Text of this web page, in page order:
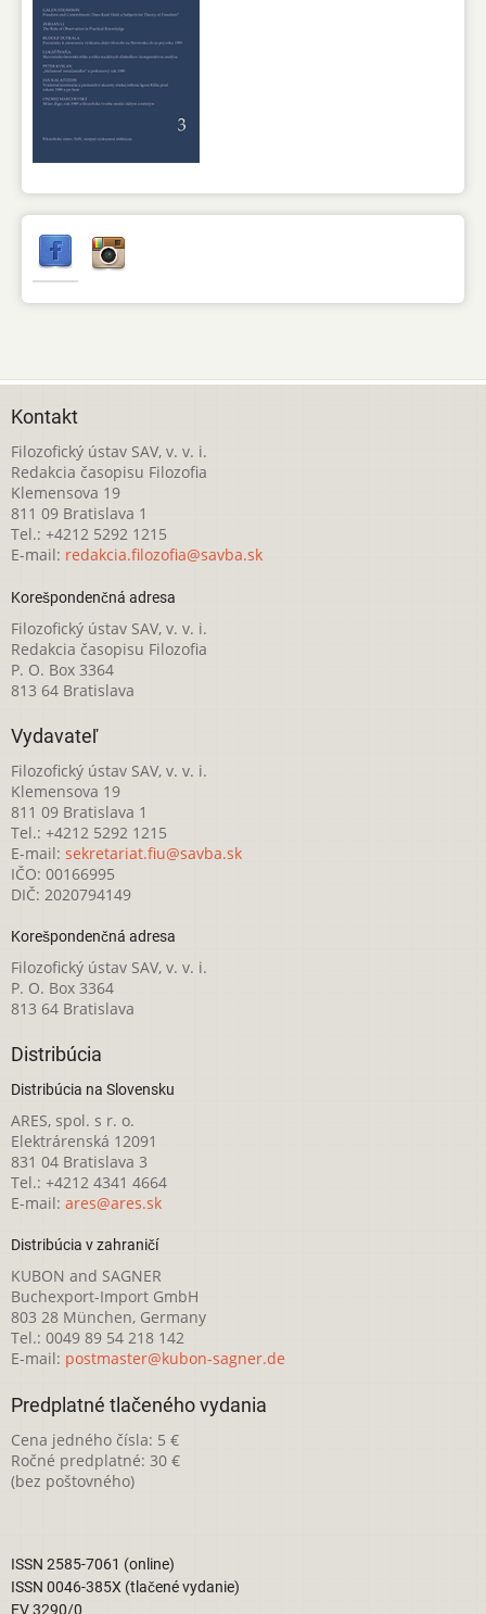
Kontakt
Filozofický ústav SAV, v. v. i.
Redakcia časopisu Filozofia
Klemensova 19
811 09 Bratislava 1
Tel.: +4212 5292 1215
E-mail: redakcia.filozofia@savba.sk
Korešpondenčná adresa
Filozofický ústav SAV, v. v. i.
Redakcia časopisu Filozofia
P. O. Box 3364
813 64 Bratislava
Vydavateľ
Filozofický ústav SAV, v. v. i.
Klemensova 19
811 09 Bratislava 1
Tel.: +4212 5292 1215
E-mail: sekretariat.fiu@savba.sk
IČO: 00166995
DIČ: 2020794149
Korešpondenčná adresa
Filozofický ústav SAV, v. v. i.
P. O. Box 3364
813 64 Bratislava
Distribúcia
Distribúcia na Slovensku
ARES, spol. s r. o.
Elektrárenská 12091
831 04 Bratislava 3
Tel.: +4212 4341 4664
E-mail: ares@ares.sk
Distribúcia v zahraničí
KUBON and SAGNER
Buchexport-Import GmbH
803 28 München, Germany
Tel.: 0049 89 54 218 142
E-mail: postmaster@kubon-sagner.de
Predplatné tlačeného vydania
Cena jedného čísla: 5 €
Ročné predplatné: 30 €
(bez poštovného)
ISSN 2585-7061 (online)
ISSN 0046-385X (tlačené vydanie)
EV 3290/0